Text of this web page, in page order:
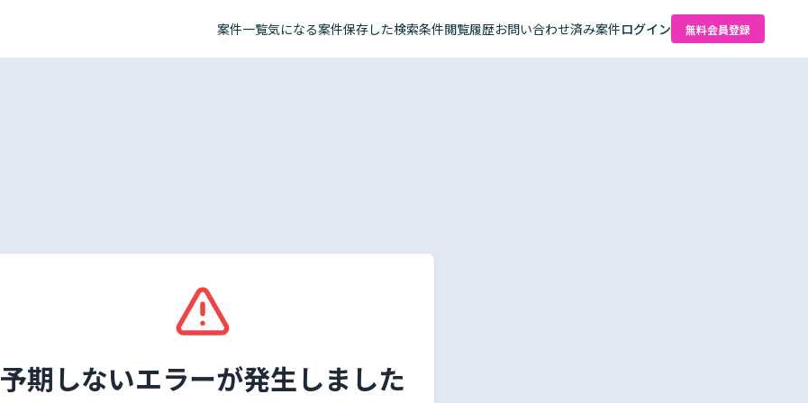
案件一覧気になる案件保存した検索条件閲覧履歴お問い合わせ済み案件ログイン 無料会員登録
予期しないエラーが発生しました